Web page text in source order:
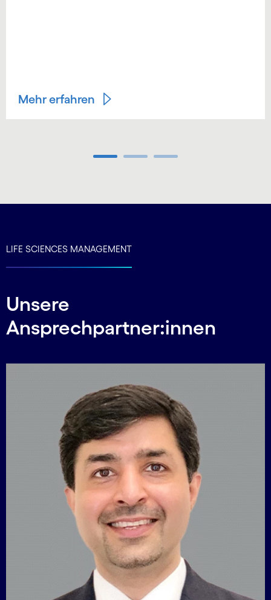
Mehr erfahren
LIFE SCIENCES MANAGEMENT
Unsere
Ansprechpartner:innen